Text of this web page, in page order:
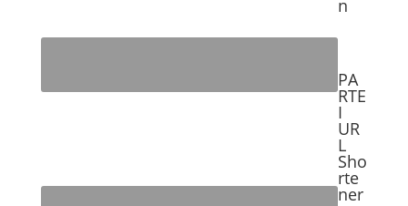
n
PA
RTE
I
UR
L
Sho
rte
ner